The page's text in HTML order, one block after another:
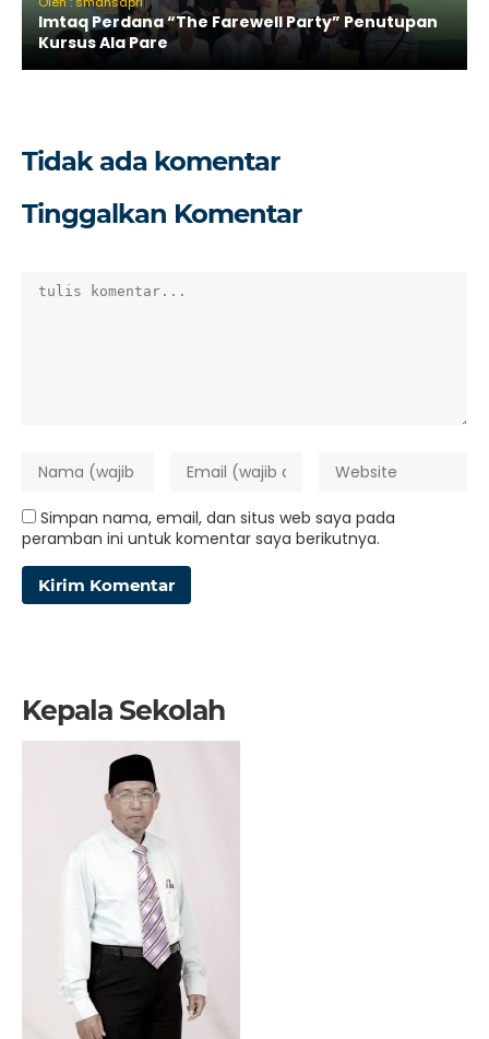
Imtaq Perdana “The Farewell Party” Penutupan
Kursus Ala Pare
Tidak ada komentar
Tinggalkan Komentar
Simpan nama, email, dan situs web saya pada
peramban ini untuk komentar saya berikutnya.
Kepala Sekolah